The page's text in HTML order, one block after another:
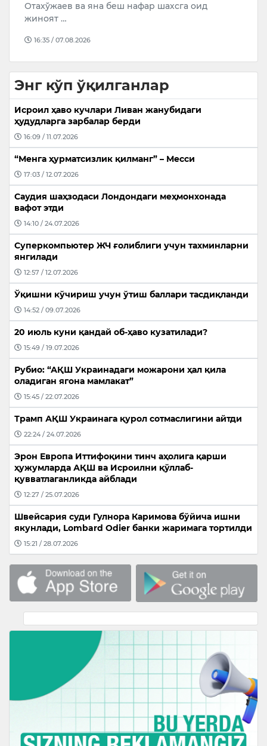
Отахўжаев ва яна беш нафар шахсга оид
жиноят …
16:35 / 07.08.2026
Энг кўп ўқилганлар
Исроил ҳаво кучлари Ливан жанубидаги
ҳудудларга зарбалар берди
16:09 / 11.07.2026
“Менга ҳурматсизлик қилманг” – Месси
17:03 / 12.07.2026
Саудия шаҳзодаси Лондондаги меҳмонхонада
вафот этди
14:10 / 24.07.2026
Суперкомпьютер ЖЧ ғолиблиги учун тахминларни
янгилади
12:57 / 12.07.2026
Ўқишни кўчириш учун ўтиш баллари тасдиқланди
14:52 / 09.07.2026
20 июль куни қандай об-ҳаво кузатилади?
15:49 / 19.07.2026
Рубио: “АҚШ Украинадаги можарони ҳал қила
оладиган ягона мамлакат”
15:45 / 22.07.2026
Трамп АҚШ Украинага қурол сотмаслигини айтди
22:24 / 24.07.2026
Эрон Европа Иттифоқини тинч аҳолига қарши
ҳужумларда АҚШ ва Исроилни қўллаб-
қувватлаганликда айблади
12:27 / 25.07.2026
Швейсария суди Гулнора Каримова бўйича ишни
якунлади, Lombard Odier банки жаримага тортилди
15:21 / 28.07.2026